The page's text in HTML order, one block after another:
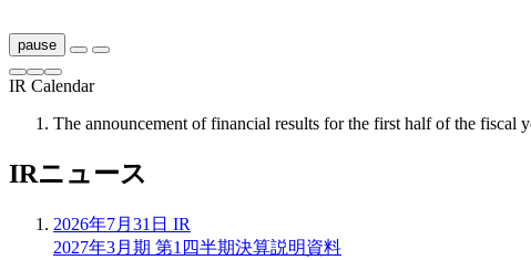
pause
IR Calendar
The announcement of financial results for the first half of the fiscal
IRニュース
2026年7月31日 IR
2027年3月期 第1四半期決算説明資料